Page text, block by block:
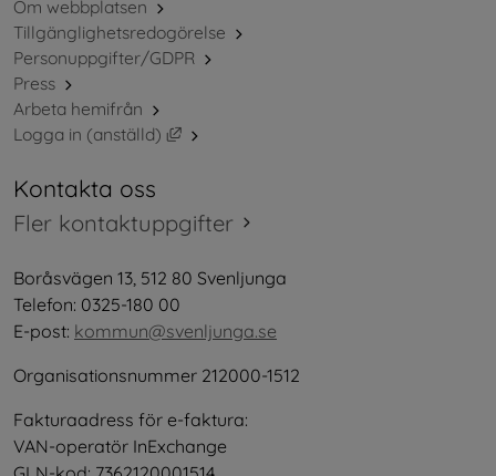
Om webbplatsen
Tillgänglighetsredogörelse
Personuppgifter/GDPR
Press
Arbeta hemifrån
Logga in (anställd)
Länk till annan webbplats, öppnas i nytt
Kontakta oss
Fler kontaktuppgifter
Boråsvägen 13, 512 80 Svenljunga
Telefon: 0325-180 00
E-post: kommun@svenljunga.se
Organisationsnummer 212000-1512
Fakturaadress för e-faktura:
VAN-operatör InExchange